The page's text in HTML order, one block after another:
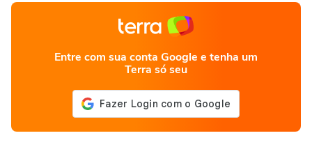
Entre com sua conta Google e tenha um
Terra só seu